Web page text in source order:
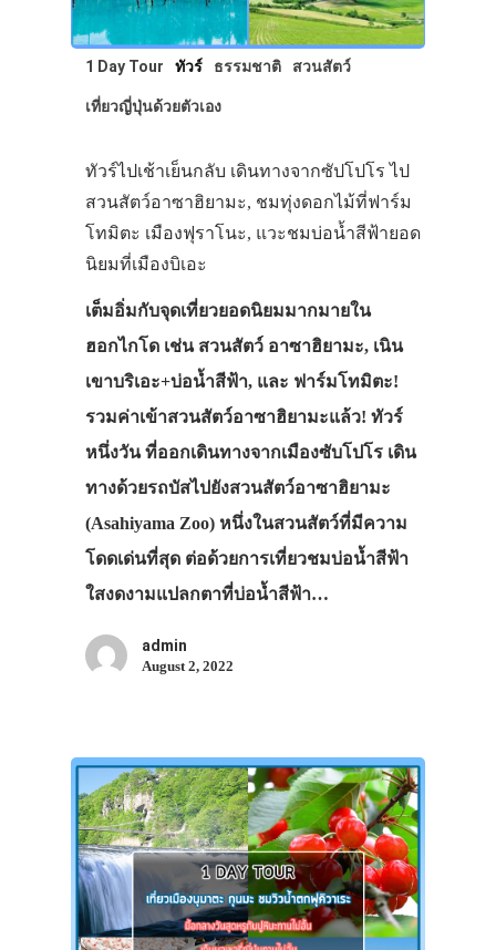
1 Day Tour ทัวร์ ธรรมชาติ สวนสัตว์
เที่ยวญี่ปุ่นด้วยตัวเอง
ทัวร์ไปเช้าเย็นกลับ เดินทางจากซัปโปโร ไป
สวนสัตว์อาซาฮิยามะ, ชมทุ่งดอกไม้ที่ฟาร์ม
โทมิตะ เมืองฟุราโนะ, แวะชมบ่อน้ำสีฟ้ายอด
นิยมที่เมืองบิเอะ
เต็มอิ่มกับจุดเที่ยวยอดนิยมมากมายใน
ฮอกไกโด เช่น สวนสัตว์ อาซาฮิยามะ, เนิน
เขาบริเอะ+บ่อน้ำสีฟ้า, และ ฟาร์มโทมิตะ!
รวมค่าเข้าสวนสัตว์อาซาฮิยามะแล้ว! ทัวร์
หนึ่งวัน ที่ออกเดินทางจากเมืองซับโปโร เดิน
ทางด้วยรถบัสไปยังสวนสัตว์อาซาฮิยามะ
(Asahiyama Zoo) หนึ่งในสวนสัตว์ที่มีความ
โดดเด่นที่สุด ต่อด้วยการเที่ยวชมบ่อน้ำสีฟ้า
ใสงดงามแปลกตาที่บ่อน้ำสีฟ้า…
admin
August 2, 2022
ที่พัก
สาระน่ารู้
ภาพประทับใจ